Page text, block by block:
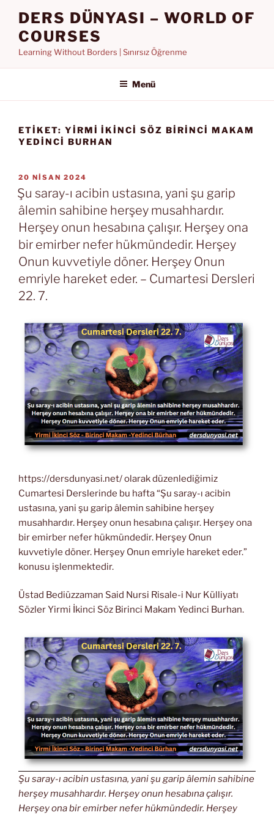
DERS DÜNYASI – WORLD OF
COURSES
Learning Without Borders | Sınırsız Öğrenme
Menü
ETIKET: YIRMI İKINCI SÖZ BIRINCI MAKAM
YEDINCI BURHAN
YAYIM
TARIHI
20 NISAN 2024
Şu saray-ı acibin ustasına, yani şu garip
âlemin sahibine herşey musahhardır.
Herşey onun hesabına çalışır. Herşey ona
bir emirber nefer hükmündedir. Herşey
Onun kuvvetiyle döner. Herşey Onun
emriyle hareket eder. – Cumartesi Dersleri
22. 7.
https://dersdunyasi.net/ olarak düzenlediğimiz
Cumartesi Derslerinde bu hafta “Şu saray-ı acibin
ustasına, yani şu garip âlemin sahibine herşey
musahhardır. Herşey onun hesabına çalışır. Herşey ona
bir emirber nefer hükmündedir. Herşey Onun
kuvvetiyle döner. Herşey Onun emriyle hareket eder.”
konusu işlenmektedir.
Üstad Bediüzzaman Said Nursi Risale-i Nur Külliyatı
Sözler Yirmi İkinci Söz Birinci Makam Yedinci Burhan.
Şu saray-ı acibin ustasına, yani şu garip âlemin sahibine
herşey musahhardır. Herşey onun hesabına çalışır.
Herşey ona bir emirber nefer hükmündedir. Herşey